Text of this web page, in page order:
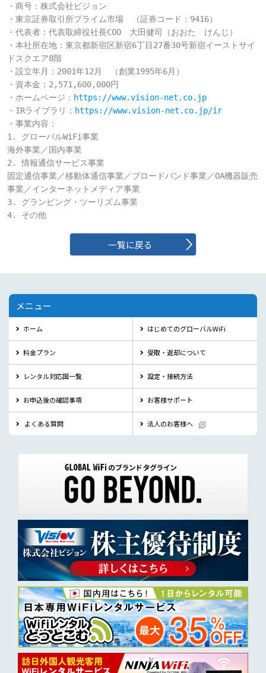
・商号：株式会社ビジョン
・東京証券取引所プライム市場　（証券コード：9416）
・代表者：代表取締役社長COO　大田健司（おおた　けんじ）
・本社所在地：東京都新宿区新宿6丁目27番30号新宿イーストサイ
ドスクエア8階
・設立年月：2001年12月　（創業1995年6月）
・資本金：2,571,600,000円
・ホームページ： https://www.vision-net.co.jp
・IRライブラリ： https://www.vision-net.co.jp/ir
・事業内容：
1. グローバルWiFi事業
海外事業／国内事業
2. 情報通信サービス事業
固定通信事業／移動体通信事業／ブロードバンド事業／OA機器販売
事業／インターネットメディア事業
3. グランピング・ツーリズム事業
4. その他
一覧に戻る
メニュー
ホーム はじめてのグローバルWiFi
料金プラン 受取・返却について
レンタル対応国一覧 設定・接続方法
お申込後の確認事項 お客様サポート
よくある質問 法人のお客様へ